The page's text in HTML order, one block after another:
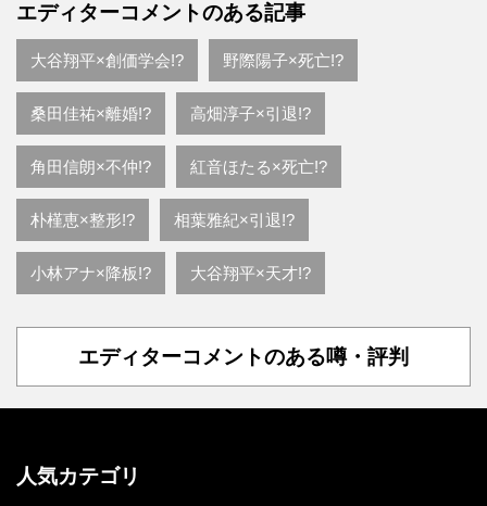
エディターコメントのある記事
大谷翔平×創価学会!? 野際陽子×死亡!?
桑田佳祐×離婚!? 高畑淳子×引退!?
角田信朗×不仲!? 紅音ほたる×死亡!?
朴槿恵×整形!? 相葉雅紀×引退!?
小林アナ×降板!? 大谷翔平×天才!?
エディターコメントのある噂・評判
人気カテゴリ